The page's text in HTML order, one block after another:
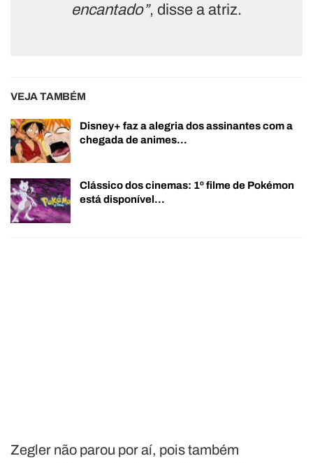
encantado”, disse a atriz.
VEJA TAMBÉM
Disney+ faz a alegria dos assinantes com a
chegada de animes…
Clássico dos cinemas: 1º filme de Pokémon
está disponível…
Zegler não parou por aí, pois também